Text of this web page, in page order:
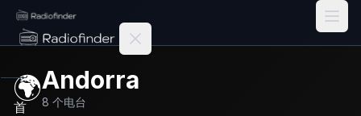
Radiofinder home
首
🌍Andorra
8 个电台